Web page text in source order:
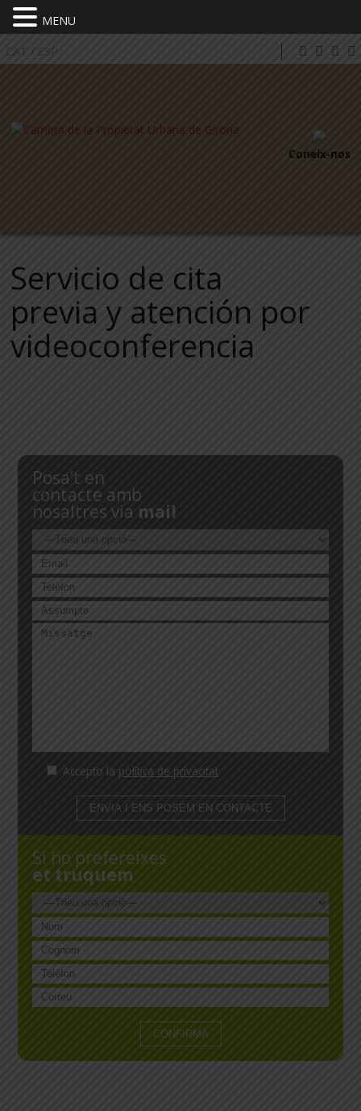
CAT / ESP
Coneix-nos
Servicio de cita
previa y atención por
videoconferencia
Posa’t en
contacte amb
nosaltres via mail
Accepto la política de privacitat
Si ho prefereixes
et truquem
MENU